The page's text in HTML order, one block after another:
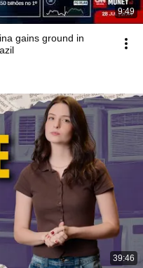
9:49
gains ground in
39:46